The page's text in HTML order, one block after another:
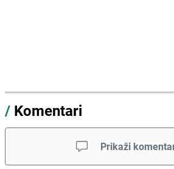
/ Komentari
Prikaži